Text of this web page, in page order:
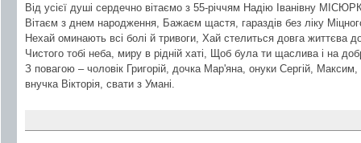
Від усієї душі сердечно вітаємо з 55-річчям Надію Іванівну
Вітаєм з днем народження, Бажаєм щастя, гараздів без ліку
Нехай оминають всі болі й тривоги, Хай стелиться довга життєва
Чистого тобі неба, миру в рідній хаті, Щоб була ти щаслива і на
З повагою – чоловік Григорій, дочка Мар'яна, онуки Сергій,
внучка Вікторія, свати з Умані.